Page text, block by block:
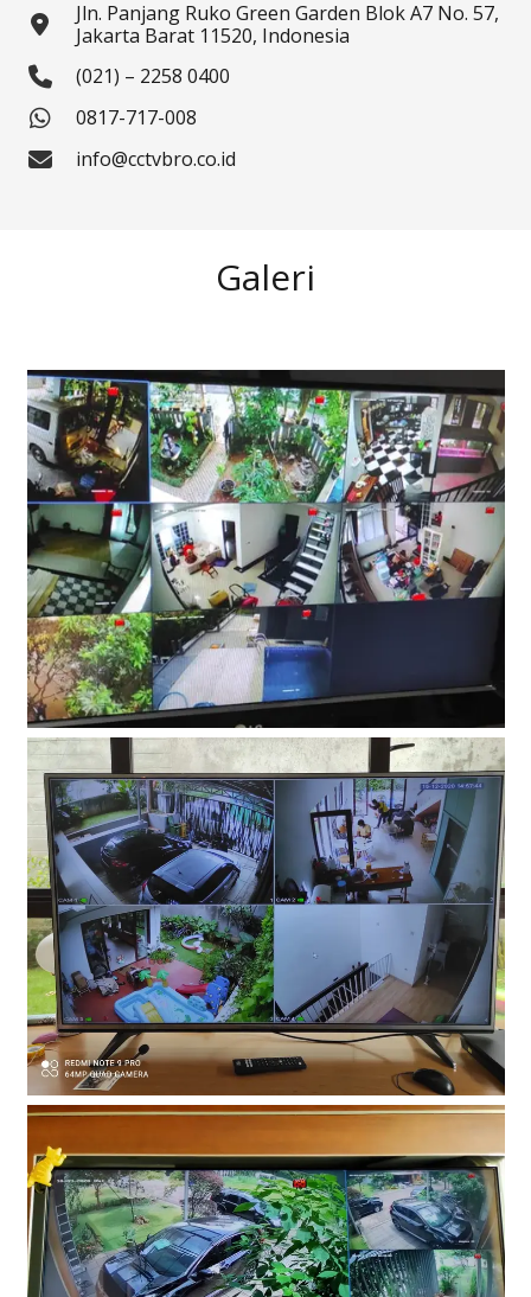
Jln. Panjang Ruko Green Garden Blok A7 No. 57,
Jakarta Barat 11520, Indonesia
(021) – 2258 0400
0817-717-008
info@cctvbro.co.id
Galeri